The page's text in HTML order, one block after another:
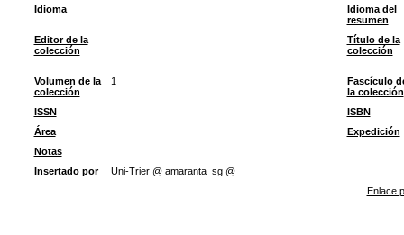
Idioma
Idioma del
resumen
Editor de la
colección
Título de la
colección
Volumen de la
colección
1
Fascículo
la colección
ISSN
ISBN
Área
Expedición
Notas
Insertado por
Uni-Trier @ amaranta_sg @
Enlace